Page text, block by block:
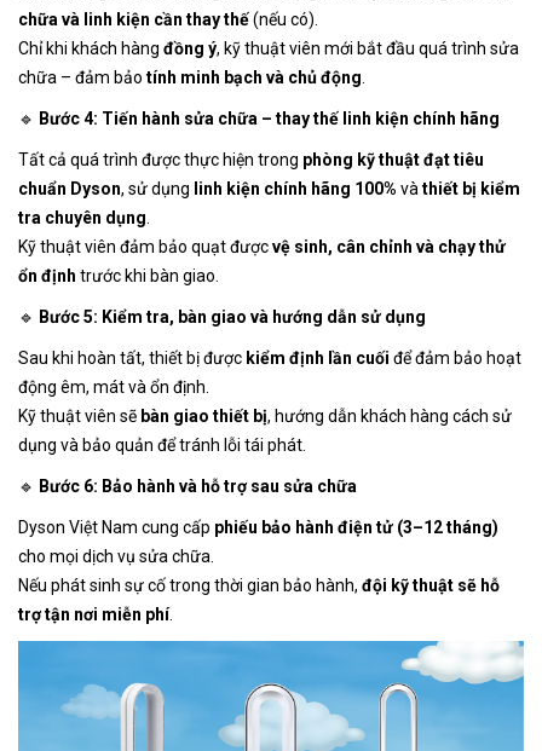
chữa và linh kiện cần thay thế(nếu có).
Chỉ khi khách hàng đồng ý, kỹ thuật viên mới bắt đầu quá trình sửa
chữa – đảm bảo tính minh bạch và chủ động.
🔹 Bước 4: Tiến hành sửa chữa – thay thế linh kiện chính hãng
Tất cả quá trình được thực hiện trong phòng kỹ thuật đạt tiêu
chuẩn Dyson, sử dụng linh kiện chính hãng 100% vàthiết bị kiểm
tra chuyên dụng.
Kỹ thuật viên đảm bảo quạt đượcvệ sinh, cân chỉnh và chạy thử
ổn định trước khi bàn giao.
🔹 Bước 5: Kiểm tra, bàn giao và hướng dẫn sử dụng
Sau khi hoàn tất, thiết bị được kiểm định lần cuối để đảm bảo hoạt
động êm, mát và ổn định.
Kỹ thuật viên sẽ bàn giao thiết bị, hướng dẫn khách hàng cách sử
dụng và bảo quản để tránh lỗi tái phát.
🔹 Bước 6: Bảo hành và hỗ trợ sau sửa chữa
Dyson Việt Nam cung cấp phiếu bảo hành điện tử (3–12 tháng)
cho mọi dịch vụ sửa chữa.
Nếu phát sinh sự cố trong thời gian bảo hành, đội kỹ thuật sẽ hỗ
trợ tận nơi miễn phí.